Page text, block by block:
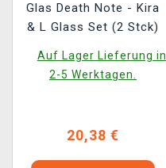
Glas Death Note - Kira
& L Glass Set (2 Stck)
Auf Lager Lieferung in
2-5 Werktagen.
20,38 €